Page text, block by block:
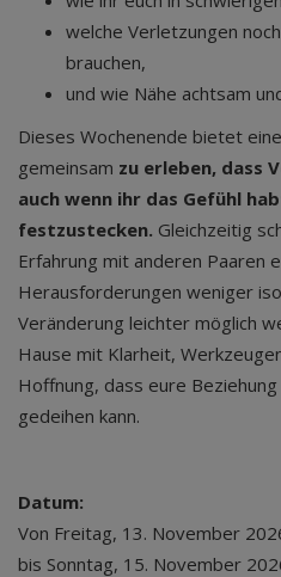
welche Verletzungen
brauchen,
und wie Nähe achtsam
Dieses Wochenende bietet
gemeinsam zu erleben, dass
auch wenn ihr das Gefühl
festzustecken. Gleichzeitig
Erfahrung mit anderen Paaren
Herausforderungen weniger
Veränderung leichter möglich
Hause mit Klarheit,
Hoffnung, dass eure
gedeihen kann.
Datum:
Von Freitag, 13. November
bis Sonntag, 15. November